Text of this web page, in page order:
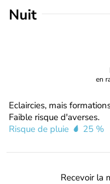
Nuit
en
Eclaircies, mais
Faible risque d'averses.
Risque de pluie
25 %
Recevoir la